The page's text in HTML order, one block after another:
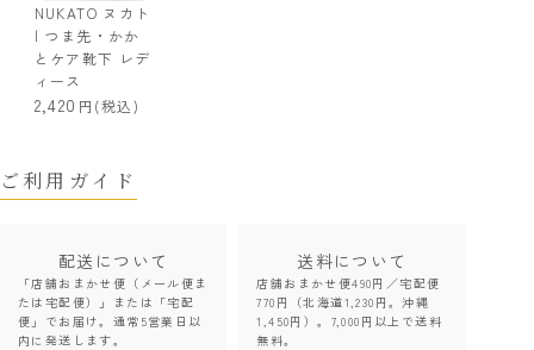
NUKATO ヌカト
| つま先・かか
とケア靴下 レデ
ィース
2,420 (税込)
ご利用ガイド
配送について
「店舗おまかせ便（メール便ま
たは宅配便）」または「宅配
便」でお届け。通常5営業日以
内に発送します。
送料について
店舗おまかせ便490円／宅配便
770円（北海道1,230円。沖縄
1,450円）。7,000円以上で送料
無料。